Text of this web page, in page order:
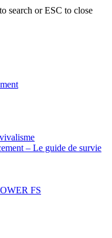
search or ESC to close
– Le guide de survie
FS